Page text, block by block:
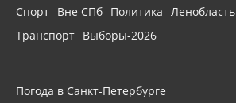
Спорт Вне СПб Политика Ленобласть
Транспорт Выборы-2026
Погода в Санкт-Петербурге